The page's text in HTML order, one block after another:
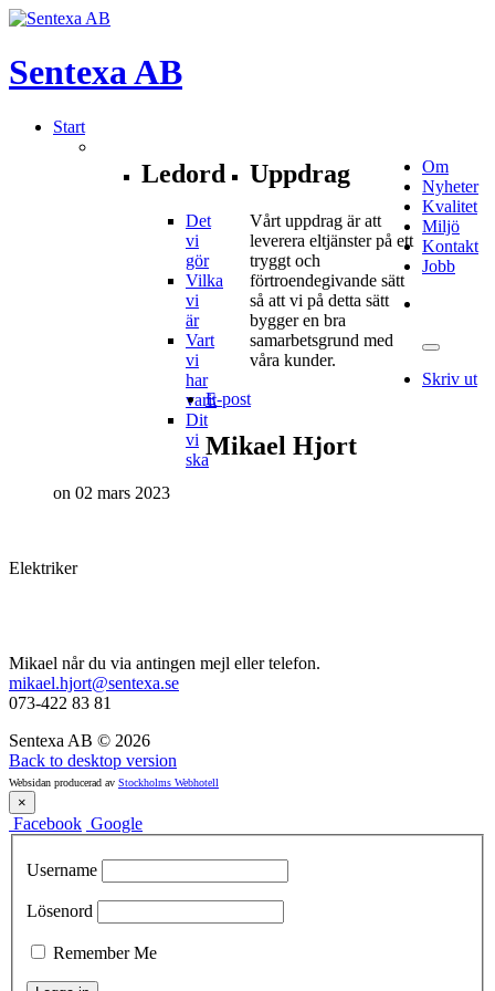
SentexaAB
Start
Ledord
Det
vi
gör
Vilka
vi
är
Vart
vi
har
varit
Dit
vi
ska
Uppdrag
Vårt uppdrag är att
leverera eltjänster på ett
tryggt och
förtroendegivande sätt
så att vi på detta sätt
bygger en bra
samarbetsgrund med
våra kunder.
Om
Nyheter
Kvalitet
Miljö
Kontakt
Jobb
Skriv ut
E-post
Mikael Hjort
on 02 mars 2023
Elektriker
Mikael når du via antingen mejl eller telefon.
mikael.hjort@sentexa.se
073-422 83 81
Sentexa AB © 2026
Back to desktop version
Websidan producerad av Stockholms Webhotell
×
Facebook Google
Username
Lösenord
Remember Me